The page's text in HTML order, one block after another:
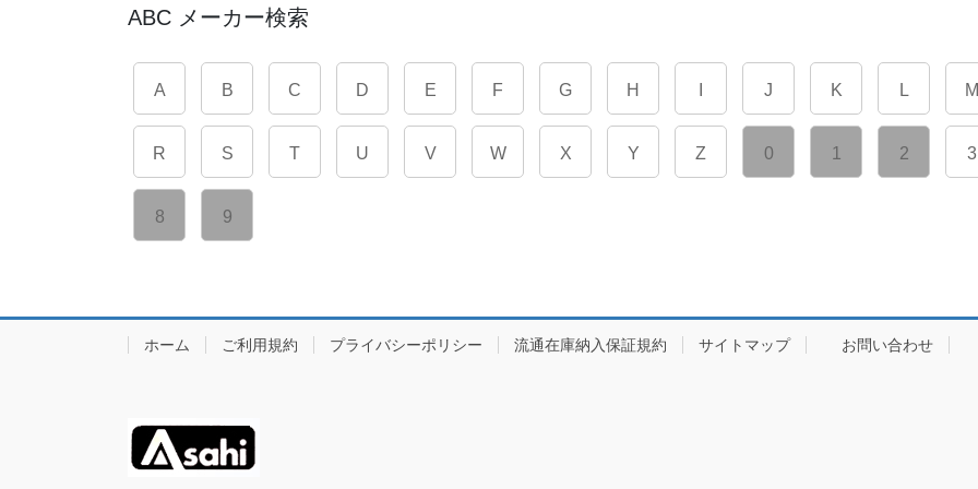
ABC メーカー検索
A B C D E F G H J K L M
R S T U V W X Y Z 0 1 2 3
8 9
ホーム ご利用規約 プライバシーポリシー 流通在庫納入保証規約 サイトマップ お問い合わせ